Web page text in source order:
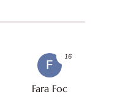
F
Fara Foc
16